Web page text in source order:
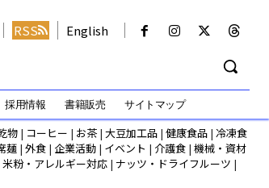
RSS English
採用情報 書籍販売 サイトマップ
物 | コーヒー | お茶 | 大豆加工品 | 健康食品 | 冷凍食
麺 | 外食 | 企業活動 | イベント | 介護食 | 機械・資材
米粉・アレルギー対応 | ナッツ・ドライフルーツ |